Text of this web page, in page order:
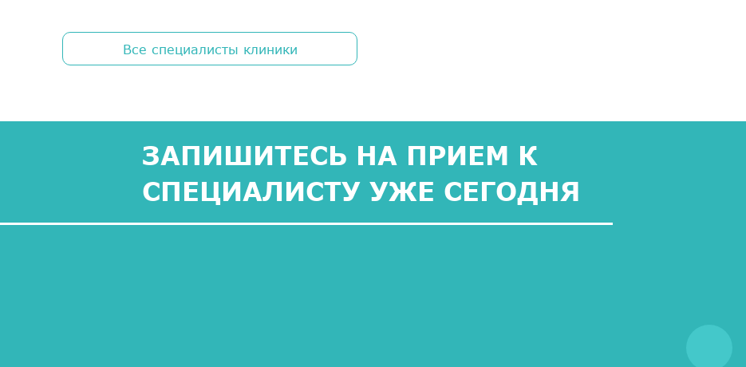
Все специалисты клиники
ЗАПИШИТЕСЬ НА ПРИЕМ К
СПЕЦИАЛИСТУ УЖЕ СЕГОДНЯ